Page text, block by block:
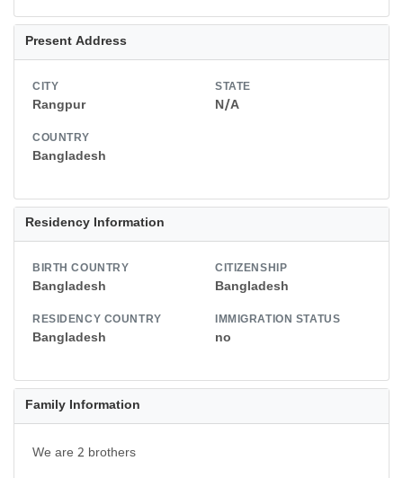
Present Address
CITY
Rangpur
STATE
N/A
COUNTRY
Bangladesh
Residency Information
BIRTH COUNTRY
Bangladesh
CITIZENSHIP
Bangladesh
RESIDENCY COUNTRY
Bangladesh
IMMIGRATION STATUS
no
Family Information
We are 2 brothers